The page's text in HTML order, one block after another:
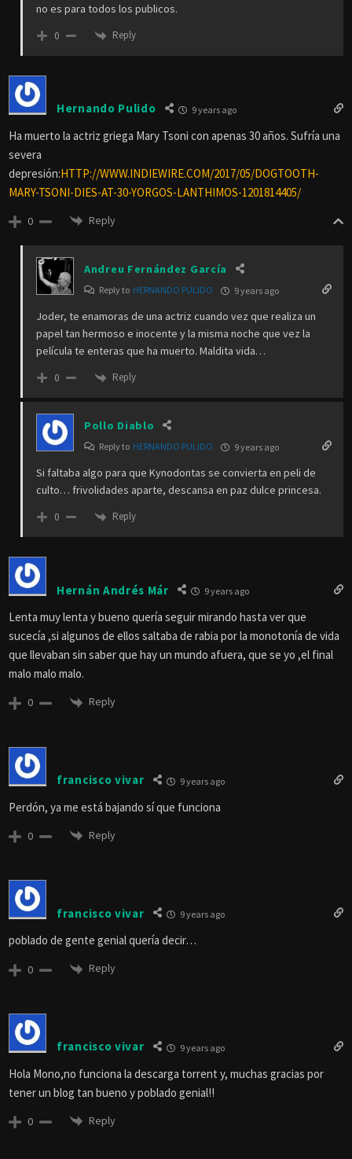
no es para todos los publicos.
0 Reply
Hernando Pulido 9 years ago
Ha muerto la actriz griega Mary Tsoni con apenas 30 años. Sufría una
severa
depresión:HTTP://WWW.INDIEWIRE.COM/2017/05/DOGTOOTH-
MARY-TSONI-DIES-AT-30-YORGOS-LANTHIMOS-1201814405/
0 Reply
Andreu Fernández García
Reply to HERNANDO PULIDO 9 years ago
Joder, te enamoras de una actriz cuando vez que realiza un
papel tan hermoso e inocente y la misma noche que vez la
película te enteras que ha muerto. Maldita vida…
0 Reply
Pollo Diablo
Reply to HERNANDO PULIDO 9 years ago
Si faltaba algo para que Kynodontas se convierta en peli de
culto… frivolidades aparte, descansa en paz dulce princesa.
0 Reply
Hernán Andrés Már 9 years ago
Lenta muy lenta y bueno quería seguir mirando hasta ver que
sucecía ,si algunos de ellos saltaba de rabia por la monotonía de vida
que llevaban sin saber que hay un mundo afuera, que se yo ,el final
malo malo malo.
0 Reply
francisco vivar 9 years ago
Perdón, ya me está bajando sí que funciona
0 Reply
francisco vivar 9 years ago
poblado de gente genial quería decir…
0 Reply
francisco vivar 9 years ago
Hola Mono,no funciona la descarga torrent y, muchas gracias por
tener un blog tan bueno y poblado genial!!
0 Reply